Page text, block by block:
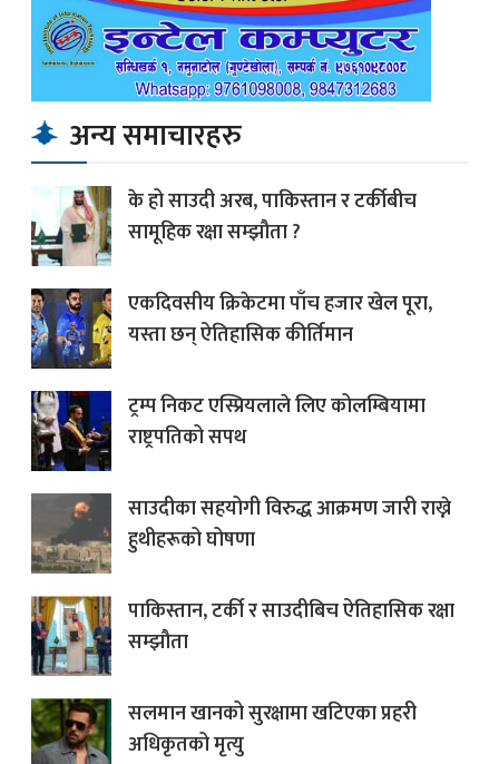
अन्य समाचारहरु
के हो साउदी अरब, पाकिस्तान र टर्कीबीच
सामूहिक रक्षा सम्झौता ?
एकदिवसीय क्रिकेटमा पाँच हजार खेल पूरा,
यस्ता छन् ऐतिहासिक कीर्तिमान
ट्रम्प निकट एस्प्रियलाले लिए कोलम्बियामा
राष्ट्रपतिको सपथ
साउदीका सहयोगी विरुद्ध आक्रमण जारी राख्ने
हुथीहरूको घोषणा
पाकिस्तान, टर्की र साउदीबिच ऐतिहासिक रक्षा
सम्झौता
सलमान खानको सुरक्षामा खटिएका प्रहरी
अधिकृतको मृत्यु